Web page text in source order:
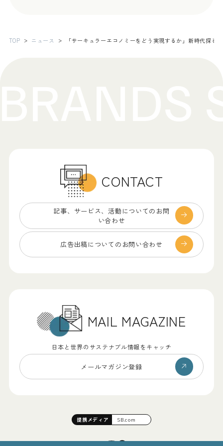
TOP ニュース 「サーキュラーエコノミーをどう実現するか」新時代探る
CONTACT
記事、サービス、 活動についてのお問
い合わせ
広告出稿についての お問い合わせ
MAIL MAGAZINE
日本と世界のサステナブル情報をキャッチ
メールマガジン登録
提携メディア SB.com